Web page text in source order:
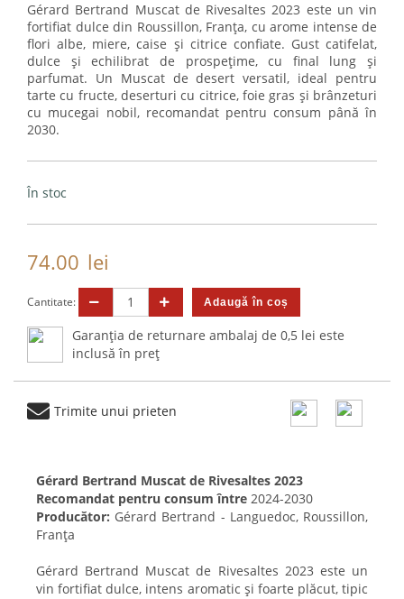
Gérard Bertrand Muscat de Rivesaltes 2023 este un vin
fortifiat dulce din Roussillon, Franța, cu arome intense de
flori albe, miere, caise și citrice confiate. Gust catifelat,
dulce și echilibrat de prospețime, cu final lung și
parfumat. Un Muscat de desert versatil, ideal pentru
tarte cu fructe, deserturi cu citrice, foie gras și brânzeturi
cu mucegai nobil, recomandat pentru consum până în
2030.
În stoc
74.00 lei
Cantitate:
Garanția de returnare ambalaj de 0,5 lei este
inclusă în preț
Trimite unui prieten
Gérard Bertrand Muscat de Rivesaltes 2023
Recomandat pentru consum între 2024-2030
Producător: Gérard Bertrand - Languedoc, Roussillon,
Franța
Gérard Bertrand Muscat de Rivesaltes 2023 este un
vin fortifiat dulce, intens aromatic și foarte plăcut, tipic